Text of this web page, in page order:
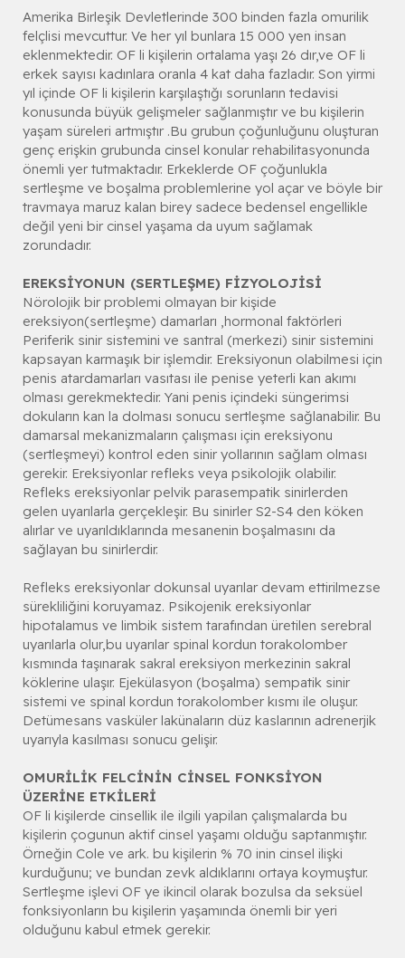
n
i
Amerika Birleşik Devletlerinde 300 binden fazla omurilik
felçlisi mevcuttur. Ve her yıl bunlara 15 000 yen insan
eklenmektedir. OF li kişilerin ortalama yaşı 26 dır,ve OF li
erkek sayısı kadınlara oranla 4 kat daha fazladır. Son yirmi
yıl içinde OF li kişilerin karşılaştığı sorunların tedavisi
konusunda büyük gelişmeler sağlanmıştır ve bu kişilerin
yaşam süreleri artmıştır .Bu grubun çoğunluğunu oluşturan
genç erişkin grubunda cinsel konular rehabilitasyonunda
önemli yer tutmaktadır. Erkeklerde OF çoğunlukla
sertleşme ve boşalma problemlerine yol açar ve böyle bir
travmaya maruz kalan birey sadece bedensel engellikle
değil yeni bir cinsel yaşama da uyum sağlamak
zorundadır.
EREKSİYONUN (SERTLEŞME) FİZYOLOJİSİ
Nörolojik bir problemi olmayan bir kişide
ereksiyon(sertleşme) damarları ,hormonal faktörleri
Periferik sinir sistemini ve santral (merkezi) sinir sistemini
kapsayan karmaşık bir işlemdir. Ereksiyonun olabilmesi için
penis atardamarları vasıtası ile penise yeterli kan akımı
olması gerekmektedir. Yani penis içindeki süngerimsi
dokuların kan la dolması sonucu sertleşme sağlanabilir. Bu
damarsal mekanizmaların çalışması için ereksiyonu
(sertleşmeyi) kontrol eden sinir yollarının sağlam olması
gerekir. Ereksiyonlar refleks veya psikolojik olabilir.
Refleks ereksiyonlar pelvik parasempatik sinirlerden
gelen uyarılarla gerçekleşir. Bu sinirler S2-S4 den köken
alırlar ve uyarıldıklarında mesanenin boşalmasını da
sağlayan bu sinirlerdir.
Refleks ereksiyonlar dokunsal uyarılar devam ettirilmezse
sürekliliğini koruyamaz. Psikojenik ereksiyonlar
hipotalamus ve limbik sistem tarafından üretilen serebral
uyarılarla olur,bu uyarılar spinal kordun torakolomber
kısmında taşınarak sakral ereksiyon merkezinin sakral
köklerine ulaşır. Ejekülasyon (boşalma) sempatik sinir
sistemi ve spinal kordun torakolomber kısmı ile oluşur.
Detümesans vasküler lakünaların düz kaslarının adrenerjik
uyarıyla kasılması sonucu gelişir.
OMURİLİK FELCİNİN CİNSEL FONKSİYON
ÜZERİNE ETKİLERİ
OF li kişilerde cinsellik ile ilgili yapilan çalışmalarda bu
kişilerin çogunun aktif cinsel yaşamı olduğu saptanmıştır.
Örneğin Cole ve ark. bu kişilerin % 70 inin cinsel ilişki
kurduğunu; ve bundan zevk aldıklarını ortaya koymuştur.
Sertleşme işlevi OF ye ikincil olarak bozulsa da seksüel
fonksiyonların bu kişilerin yaşamında önemli bir yeri
olduğunu kabul etmek gerekir.